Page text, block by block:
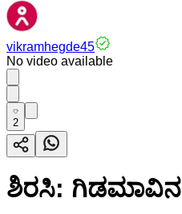
vikramhegde45
No video available
2
ಶಿರಸಿ: